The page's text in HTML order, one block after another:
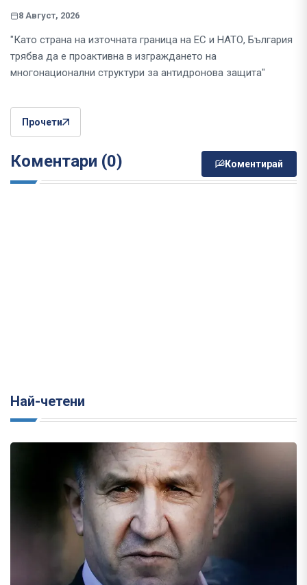
8 Август, 2026
"Като страна на източната граница на ЕС и НАТО, България
трябва да е проактивна в изграждането на
многонационални структури за антидронова защита"
Прочети
Коментари (0) Коментирай
Най-четени